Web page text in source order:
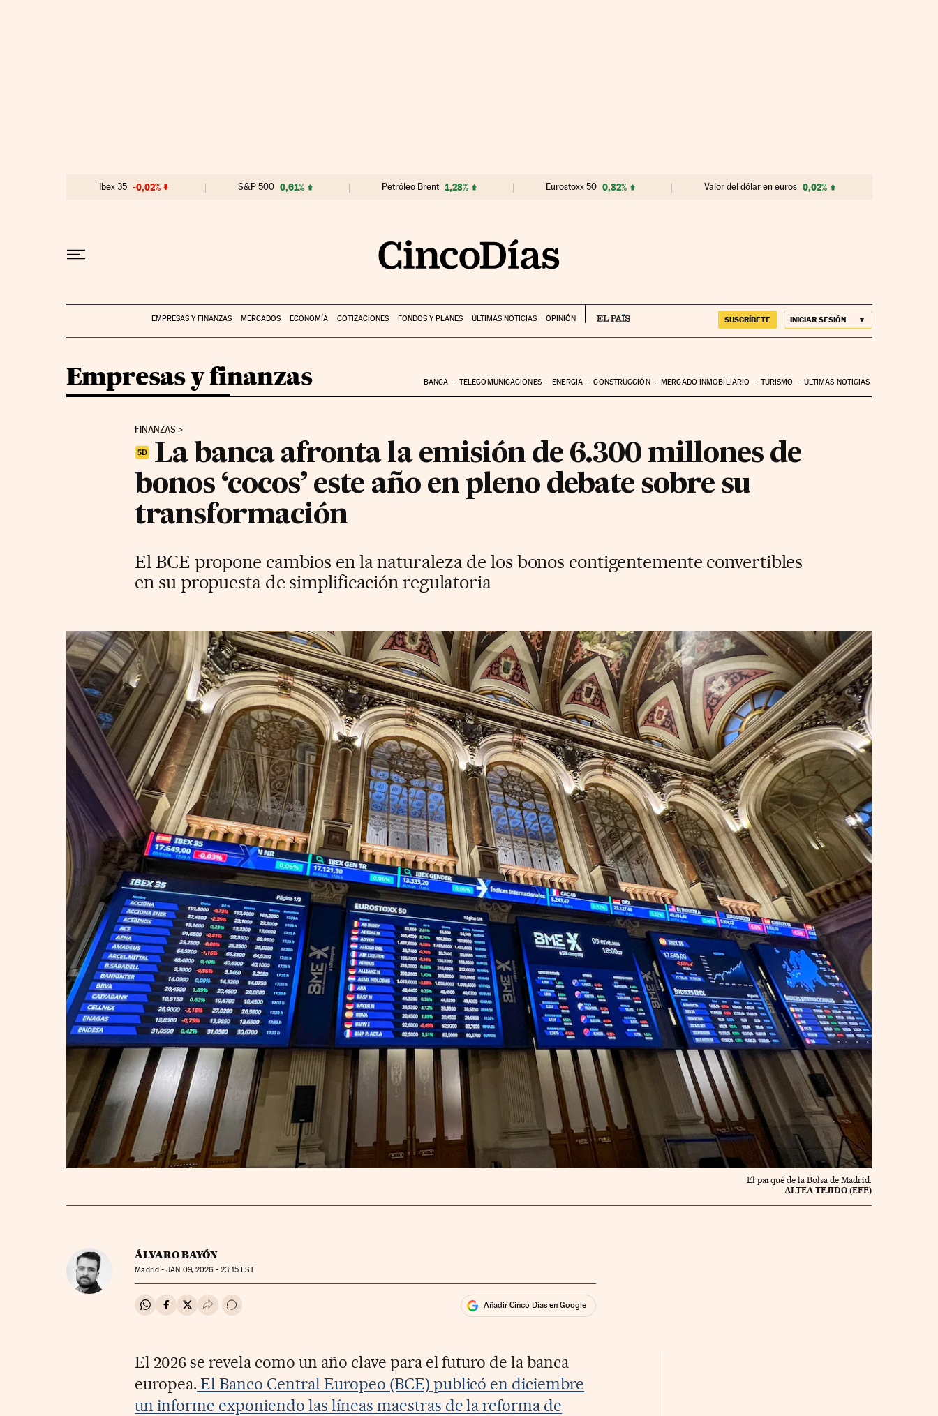
Ibex 35 -0,02% S&P 500 0,61% Petróleo Brent 1,28% Eurostoxx 50 0,32% Valor del dólar en euros 0,02%
EMPRESAS Y FINANZAS MERCADOS ECONOMÍA COTIZACIONES FONDOS Y PLANES ÚLTIMAS NOTICIAS OPINIÓN SUSCRÍBETE INICIAR SESIÓN
Empresas y finanzas BANCA TELECOMUNICACIONES ENERGIA CONSTRUCCIÓN MERCADO INMOBILIARIO TURISMO ÚLTIMAS NOTICIAS
FINANZAS
La banca afronta la emisión de 6.300 millones de
bonos ‘cocos’ este año en pleno debate sobre su
transformación
El BCE propone cambios en la naturaleza de los bonos contigentemente convertibles
en su propuesta de simplificación regulatoria
El parqué de la Bolsa de Madrid.
ALTEA TEJIDO (EFE)
ÁLVARO BAYÓN
Madrid -JAN 09, 2026 - 23:15 EST
Compartir en Whatsapp
Compartir en Facebook
Compartir en Twitter
Desplegar Redes Sociales
Ir a los comentarios Añadir Cinco Días en Google
El 2026 se revela como un año clave para el futuro de la banca
europea. El Banco Central Europeo (BCE) publicó en diciembre
un informe exponiendo las líneas maestras de la reforma de